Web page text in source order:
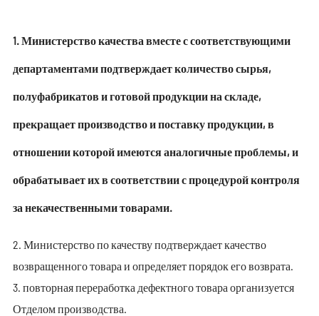
1. Министерство качества вместе с соответствующими
департаментами подтверждает количество сырья,
полуфабрикатов и готовой продукции на складе,
прекращает производство и поставку продукции, в
отношении которой имеются аналогичные проблемы, и
обрабатывает их в соответствии с процедурой контроля
за некачественными товарами.
2. Министерство по качеству подтверждает качество
возвращенного товара и определяет порядок его возврата.
3. повторная переработка дефектного товара организуется
Отделом производства.